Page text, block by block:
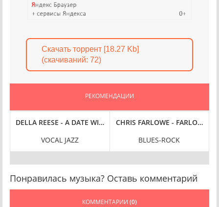
Скачать торрент [18.27 Kb]
(cкачиваний: 72)
РЕКОМЕНДАЦИИ
(1959/2022) FLAC
DELLA REESE - A DATE WITH DELLA REESE AT MR. KELLY'S
VOCAL JAZZ
CHRIS FARLOWE - FARLOWE
BLUES-ROCK
Понравилась музыка? Оставь комментарий
КОММЕНТАРИИ (0)